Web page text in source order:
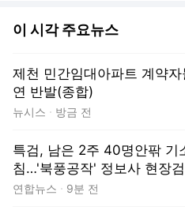
이 시각 주요뉴스
제천 민간임대아파트 계약자
연 반발(종합)
뉴시스 방금 전
특검, 남은 2주 40명안팎 기
침…'북풍공작' 정보사 현장
합)
연합뉴스 9분 전